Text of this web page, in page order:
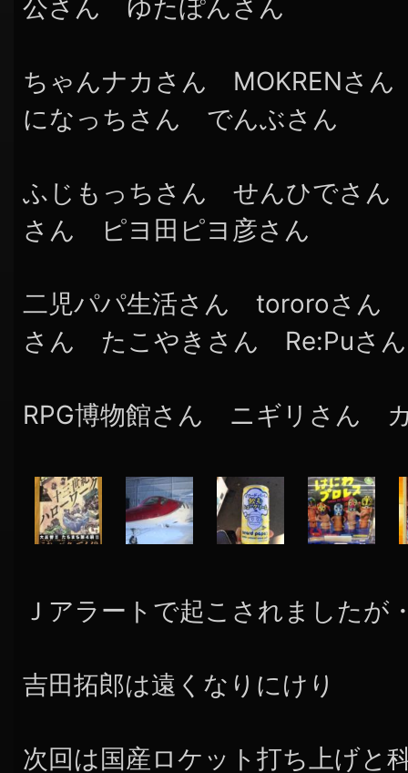
公さん ゆたぽんさん
ちゃんナカさん MOKRENさ
になっちさん でんぶさん
ふじもっちさん せんひでさ
さん ピヨ田ピヨ彦さん
二児パパ生活さん tororoさん
さん たこやきさん Re:Puさん
RPG博物館さん ニギリさん
Ｊアラートで起こされましたが
吉田拓郎は遠くなりにけり
次回は国産ロケット打ち上げと